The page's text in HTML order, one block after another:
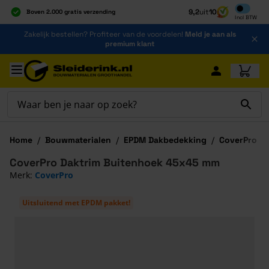
Boven 2.000 gratis verzending
Al 40 jaar dé specialist
Alles onder één dak
9,2uit10
Incl BTW
Inclusief
Ga naar de inhoud
Zakelijk bestellen? Profiteer van de voordelen! Meld je aan als
premium klant
Ga naar hoofdinhoud
Home / Bouwmaterialen / EPDM Dakbedekking / CoverPro
Uitsluitend met EPDM pakket!
CoverPro Daktrim Buitenhoek 45x45 mm
Merk: CoverPro